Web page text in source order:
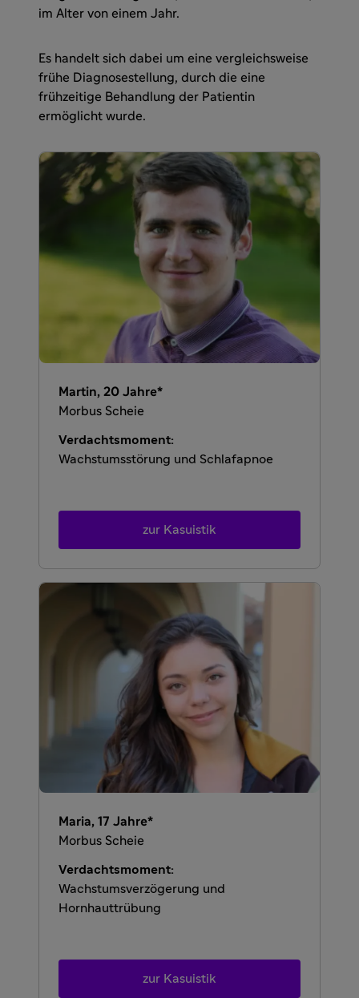
im Alter von einem Jahr.
Es handelt sich dabei um eine vergleichsweise
frühe Diagnosestellung, durch die eine
frühzeitige Behandlung der Patientin
ermöglicht wurde.
Martin, 20 Jahre*
Morbus Scheie
Verdachtsmoment:
Wachstumsstörung und Schlafapnoe
zur Kasuistik
Maria, 17 Jahre*
Morbus Scheie
Verdachtsmoment:
Wachstumsverzögerung und
Hornhauttrübung
zur Kasuistik